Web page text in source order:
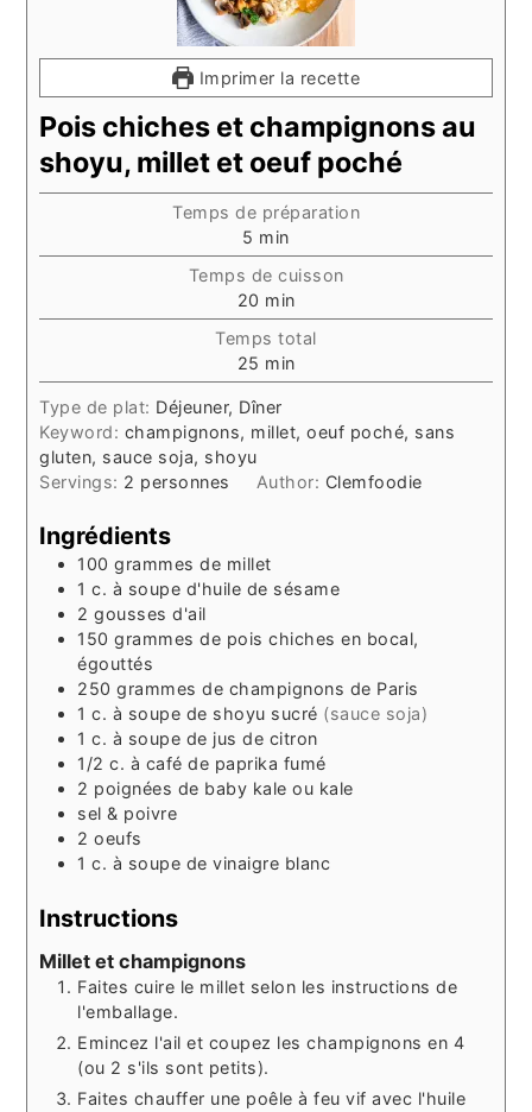
Imprimer la recette
Pois chiches et champignons au
shoyu, millet et oeuf poché
Temps de préparation
5 minutes
min
Temps de cuisson
20 minutes
min
Temps total
25 minutes
min
Type de plat: Déjeuner, Dîner
Keyword: champignons, millet, oeuf poché, sans
gluten, sauce soja, shoyu
Servings: 2 personnes Author: Clemfoodie
Ingrédients
100 grammes de millet
1 c. à soupe d'huile de sésame
2 gousses d'ail
150 grammes de pois chiches en bocal,
égouttés
250 grammes de champignons de Paris
1 c. à soupe de shoyu sucré (sauce soja)
1 c. à soupe de jus de citron
1/2 c. à café de paprika fumé
2 poignées de baby kale ou kale
sel & poivre
2 oeufs
1 c. à soupe de vinaigre blanc
Instructions
Millet et champignons
Faites cuire le millet selon les instructions de
l'emballage.
Emincez l'ail et coupez les champignons en 4
(ou 2 s'ils sont petits).
Faites chauffer une poêle à feu vif avec l'huile